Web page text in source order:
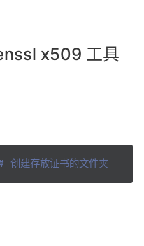
x509 工具
创建存放证书的文件夹